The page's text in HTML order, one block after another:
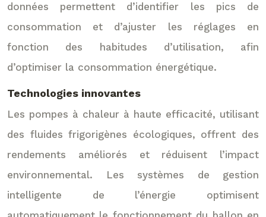
données permettent d’identifier les pics de
consommation et d’ajuster les réglages en
fonction des habitudes d’utilisation, afin
d’optimiser la consommation énergétique.
Technologies innovantes
Les pompes à chaleur à haute efficacité, utilisant
des fluides frigorigènes écologiques, offrent des
rendements améliorés et réduisent l’impact
environnemental. Les systèmes de gestion
intelligente de l’énergie optimisent